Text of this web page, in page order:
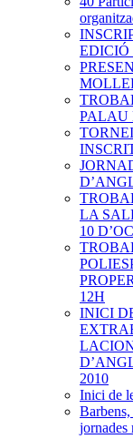
EDICIÓ
PALAU
LA
10
12H
INICI
2010
Inici de
jornades